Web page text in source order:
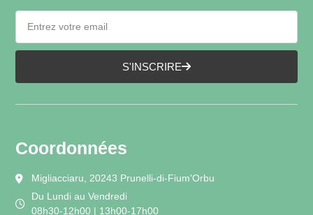
S'INSCRIRE
Coordonnées
Migliacciaru, 20243 Prunelli-di-Fium'Orbu
Du Lundi au Vendredi
08h30-12h00 | 13h00-17h00